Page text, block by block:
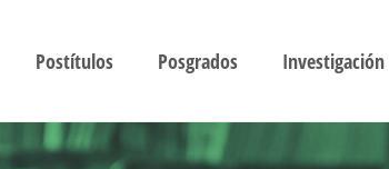
Postítulos Posgrados Investigación